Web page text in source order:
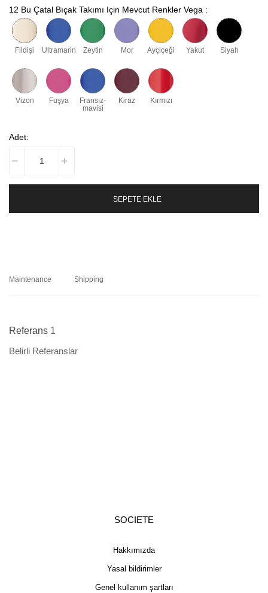
12 Bu Çatal Bıçak Takımı Için Mevcut Renkler Vega :
Fildişi Ultramarin Zeytin Mor Ayçiçeği Yakut Siyah
Vizon Fuşya
Fransız-
mavisi
Kiraz Kırmızı
Adet:
SEPETE EKLE
Maintenance Shipping
Referans 1
Belirli Referanslar
SOCIETE
Hakkımızda
Yasal bildirimler
Genel kullanım şartları